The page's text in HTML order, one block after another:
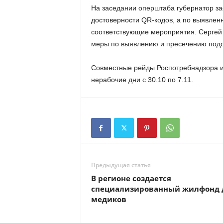
На заседании оперштаба губернатор
достоверности QR-кодов, а по
соответствующие мероприятия.
меры по выявлению и пресечению
Совместные рейды Роспотребнадзора
нерабочие дни с 30.10 по 7.11.
Предыдущая статья
В регионе создается
специализированный жилфонд
медиков